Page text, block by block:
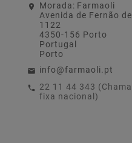
Morada: Farmaoli
Avenida de Fernão
1122
4350-156 Porto
Portugal
Porto
info@farmaoli.pt
22 11 44 343
fixa nacional)